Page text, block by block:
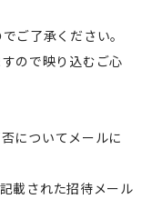
ご了承ください。
ので映り込むご心
についてメールに
載された招待メール